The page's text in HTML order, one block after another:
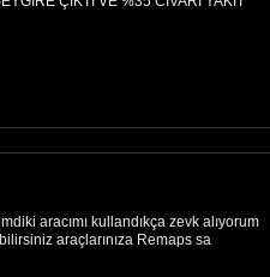
aracımı kullandıkça zevk alıyorum
araçlarınıza Remaps sa